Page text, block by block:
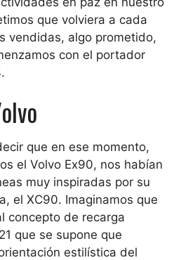
que volviera a cada
vendidas, algo prometido,
con el portador
que en ese momento,
el Volvo Ex90, nos habían
muy inspiradas por su
el XC90. Imaginamos que
concepto de recarga
que se supone que
estilística del